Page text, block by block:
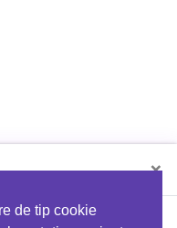
de tip cookie
×